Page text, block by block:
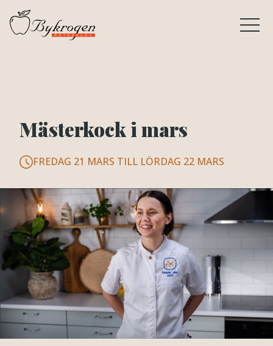
Mästerkock i mars
FREDAG 21 MARS TILL LÖRDAG 22 MARS